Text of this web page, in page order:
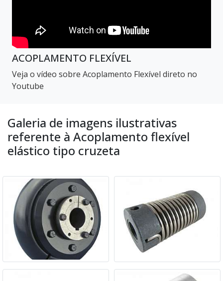
ACOPLAMENTO FLEXÍVEL
Veja o vídeo sobre Acoplamento Flexível direto no
Youtube
Galeria de imagens ilustrativas
referente à Acoplamento flexível
elástico tipo cruzeta